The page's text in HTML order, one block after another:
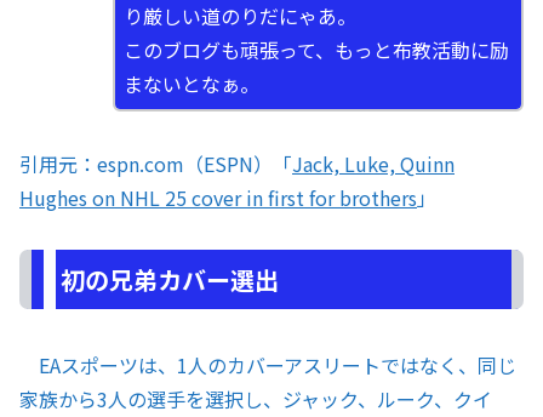
り厳しい道のりだにゃあ。
このブログも頑張って、もっと布教活動に励
まないとなぁ。
引用元：espn.com（ESPN）「Jack, Luke, Quinn
Hughes on NHL 25 cover in first for brothers」
初の兄弟カバー選出
EAスポーツは、1人のカバーアスリートではなく、同じ
家族から3人の選手を選択し、ジャック、ルーク、クイ